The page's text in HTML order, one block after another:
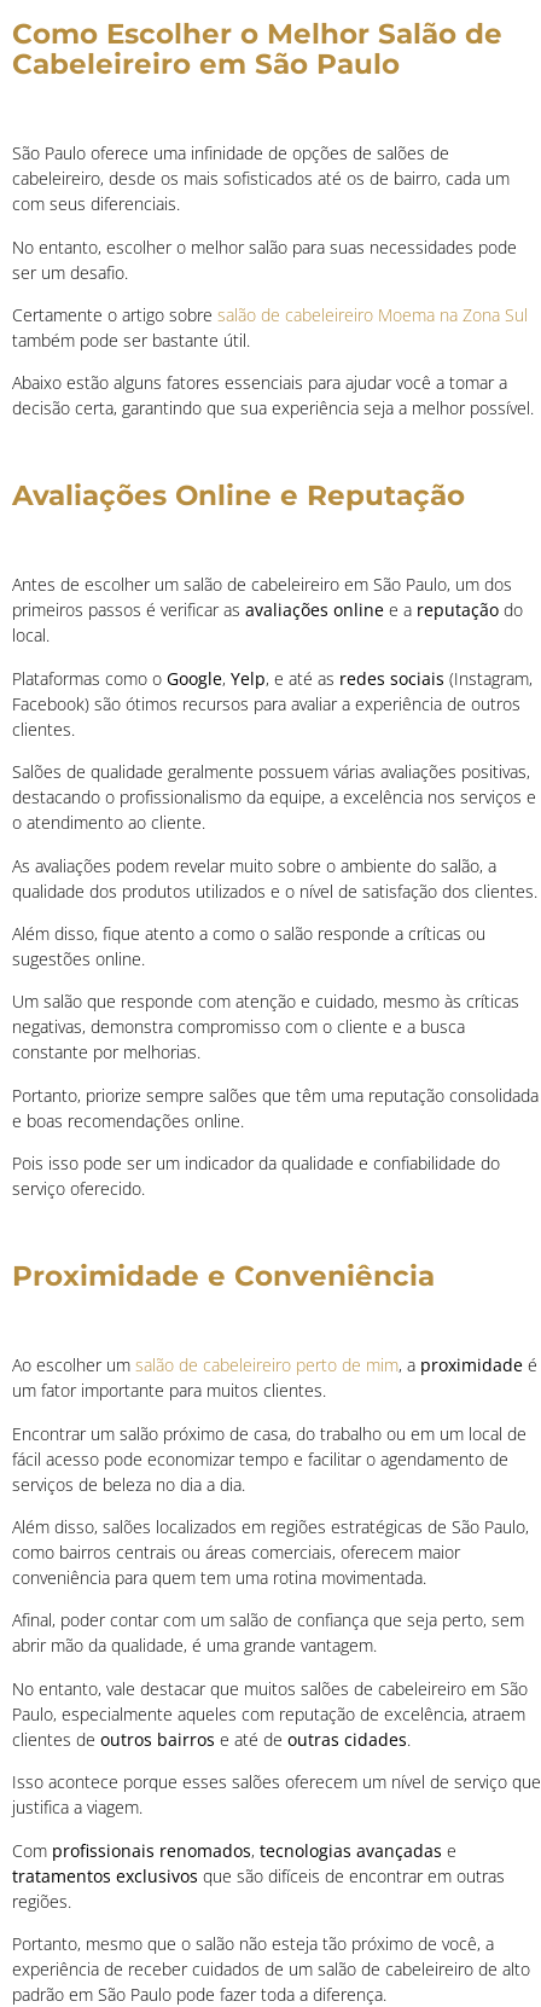
Como Escolher o Melhor Salão de
Cabeleireiro em São Paulo
São Paulo oferece uma infinidade de opções de salões de
cabeleireiro, desde os mais sofisticados até os de bairro, cada um
com seus diferenciais.
No entanto, escolher o melhor salão para suas necessidades pode
ser um desafio.
Certamente o artigo sobre salão de cabeleireiro Moema na Zona Sul
também pode ser bastante útil.
Abaixo estão alguns fatores essenciais para ajudar você a tomar a
decisão certa, garantindo que sua experiência seja a melhor possível.
Avaliações Online e Reputação
Antes de escolher um salão de cabeleireiro em São Paulo, um dos
primeiros passos é verificar as avaliações online e a reputação do
local.
Plataformas como o Google, Yelp, e até as redes sociais (Instagram,
Facebook) são ótimos recursos para avaliar a experiência de outros
clientes.
Salões de qualidade geralmente possuem várias avaliações positivas,
destacando o profissionalismo da equipe, a excelência nos serviços e
o atendimento ao cliente.
As avaliações podem revelar muito sobre o ambiente do salão, a
qualidade dos produtos utilizados e o nível de satisfação dos clientes.
Além disso, fique atento a como o salão responde a críticas ou
sugestões online.
Um salão que responde com atenção e cuidado, mesmo às críticas
negativas, demonstra compromisso com o cliente e a busca
constante por melhorias.
Portanto, priorize sempre salões que têm uma reputação consolidada
e boas recomendações online.
Pois isso pode ser um indicador da qualidade e confiabilidade do
serviço oferecido.
Proximidade e Conveniência
Ao escolher um salão de cabeleireiro perto de mim, a proximidade é
um fator importante para muitos clientes.
Encontrar um salão próximo de casa, do trabalho ou em um local de
fácil acesso pode economizar tempo e facilitar o agendamento de
serviços de beleza no dia a dia.
Além disso, salões localizados em regiões estratégicas de São Paulo,
como bairros centrais ou áreas comerciais, oferecem maior
conveniência para quem tem uma rotina movimentada.
Afinal, poder contar com um salão de confiança que seja perto, sem
abrir mão da qualidade, é uma grande vantagem.
No entanto, vale destacar que muitos salões de cabeleireiro em São
Paulo, especialmente aqueles com reputação de excelência, atraem
clientes de outros bairros e até de outras cidades.
Isso acontece porque esses salões oferecem um nível de serviço que
justifica a viagem.
Com profissionais renomados, tecnologias avançadas e
tratamentos exclusivos que são difíceis de encontrar em outras
regiões.
Portanto, mesmo que o salão não esteja tão próximo de você, a
experiência de receber cuidados de um salão de cabeleireiro de alto
padrão em São Paulo pode fazer toda a diferença.